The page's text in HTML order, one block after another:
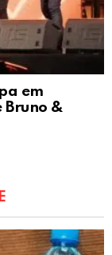
em
&